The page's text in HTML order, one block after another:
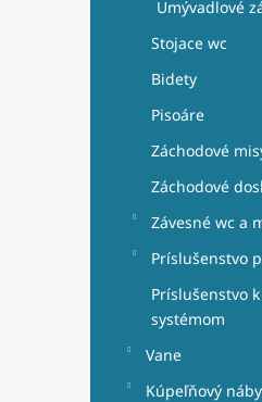
Umývadlové
Stojace wc
Bidety
Pisoáre
Záchodové
Záchodové
Závesné wc a
Príslušenstvo
Príslušenstvo
systémom
Vane
Kúpeľňový